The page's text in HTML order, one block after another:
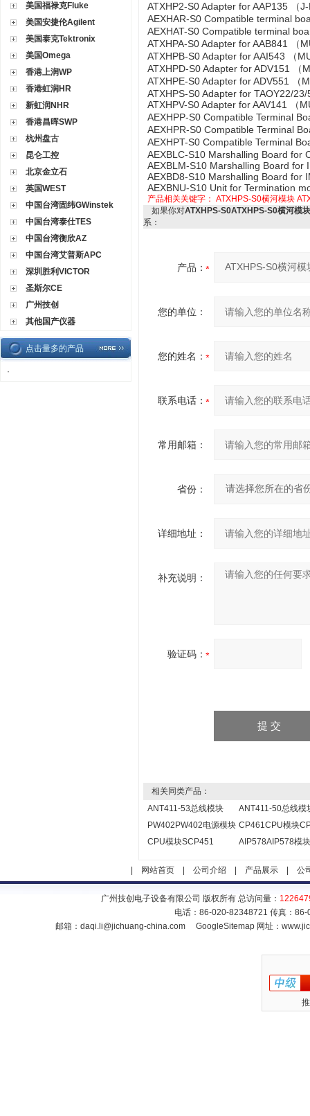
美国福禄克Fluke
美国安捷伦Agilent
美国泰克Tektronix
美国Omega
香港上润WP
香港虹润HR
新虹润NHR
香港昌晖SWP
杭州盘古
昆仑工控
北京金立石
英国WEST
中国台湾固纬GWinstek
中国台湾泰仕TES
中国台湾衡欣AZ
中国台湾艾普斯APC
深圳胜利VICTOR
圣斯尔CE
广州技创
其他国产仪器
点击量多的产品
·
ATXHP2-S0 Adapter for AAP135 （
AEXHAR-S0 Compatible terminal
AEXHAT-S0 Compatible terminal
ATXHPA-S0 Adapter for AAB841 （
ATXHPB-S0 Adapter for AAI543 （
ATXHPD-S0 Adapter for ADV151 （
ATXHPE-S0 Adapter for ADV551 （
ATXHPS-S0 Adapter for TAOY22/
ATXHPV-S0 Adapter for AAV141 （
AEXHPP-S0 Compatible Terminal
AEXHPR-S0 Compatible Terminal
AEXHPT-S0 Compatible Terminal
AEXBLC-S10 Marshalling Board for
AEXBLM-S10 Marshalling Board for
AEXBD8-S10 Marshalling Board for
AEXBNU-S10 Unit for Termination
产品相关关键字： ATXHPS-S0横河模块
如果你对ATXHPS-S0ATXHPS-S0横河模块
系：
产品：
您的单位：
您的姓名：
联系电话：
常用邮箱：
省份：
详细地址：
补充说明：
验证码：
相关同类产品：
ANT411-53总线模块
ANT411-50总线模
PW402PW402电源模块 CP461CPU模块
CPU模块SCP451
AIP578AIP578模块
网站首页| 公司介绍 产品展示| 公
广州技创电子设备有限公司 版权所有 总访问量：
电话：86-020-82348721 传真：
邮箱： daqi.li@jichuang-china.com GoogleSitemap 网址：